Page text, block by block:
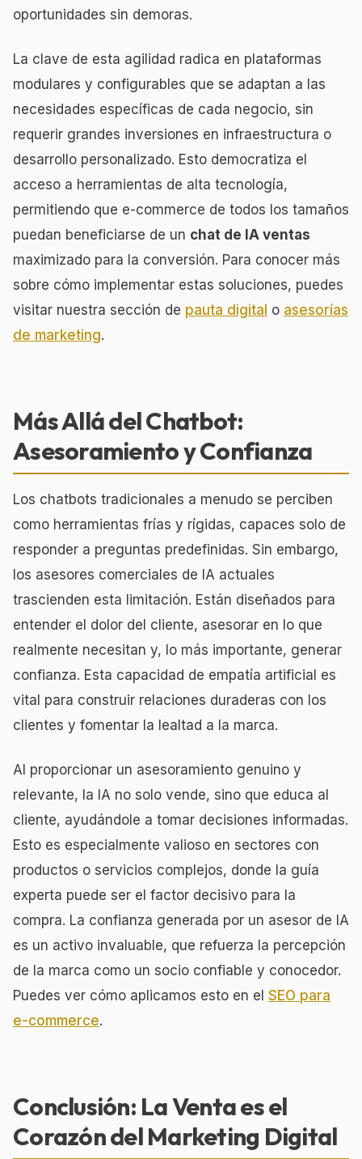
oportunidades sin demoras.
La clave de esta agilidad radica en plataformas
modulares y configurables que se adaptan a las
necesidades específicas de cada negocio, sin
requerir grandes inversiones en infraestructura o
desarrollo personalizado. Esto democratiza el
acceso a herramientas de alta tecnología,
permitiendo que e-commerce de todos los tamaños
puedan beneficiarse de un chat de IA ventas
maximizado para la conversión. Para conocer más
sobre cómo implementar estas soluciones, puedes
visitar nuestra sección de pauta digital o asesorías
de marketing.
Más Allá del Chatbot:
Asesoramiento y Confianza
Los chatbots tradicionales a menudo se perciben
como herramientas frías y rígidas, capaces solo de
responder a preguntas predefinidas. Sin embargo,
los asesores comerciales de IA actuales
trascienden esta limitación. Están diseñados para
entender el dolor del cliente, asesorar en lo que
realmente necesitan y, lo más importante, generar
confianza. Esta capacidad de empatía artificial es
vital para construir relaciones duraderas con los
clientes y fomentar la lealtad a la marca.
Al proporcionar un asesoramiento genuino y
relevante, la IA no solo vende, sino que educa al
cliente, ayudándole a tomar decisiones informadas.
Esto es especialmente valioso en sectores con
productos o servicios complejos, donde la guía
experta puede ser el factor decisivo para la
compra. La confianza generada por un asesor de IA
es un activo invaluable, que refuerza la percepción
de la marca como un socio confiable y conocedor.
Puedes ver cómo aplicamos esto en el SEO para
e-commerce.
Conclusión: La Venta es el
Corazón del Marketing Digital